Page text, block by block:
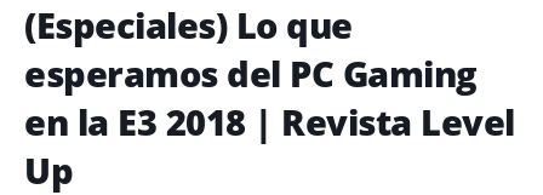
(Especiales) Lo que
esperamos del PC Gaming
en la E3 2018 | Revista Level
Up